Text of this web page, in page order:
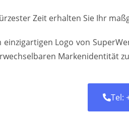
Zeit erhalten Sie Ihr
Logo von
Markenidentität
Tel: